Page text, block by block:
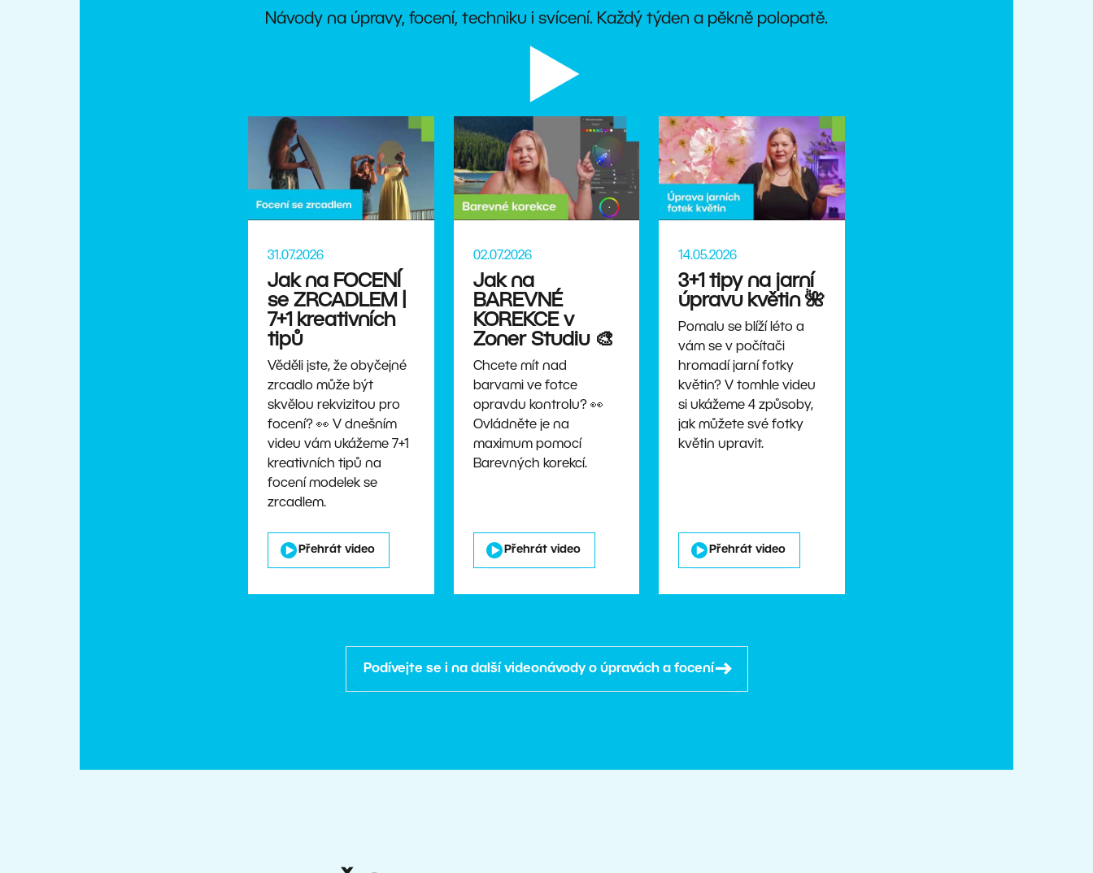
Návody na úpravy, focení, techniku i svícení. Každý týden a pěkně polopatě.
31.07.2026
Jak na FOCENÍ
se ZRCADLEM |
7+1 kreativních
tipů
Věděli jste, že obyčejné
zrcadlo může být
skvělou rekvizitou pro
focení? 👀 V dnešním
videu vám ukážeme 7+1
kreativních tipů na
focení modelek se
zrcadlem.
Přehrát video
02.07.2026
Jak na
BAREVNÉ
KOREKCE v
Zoner Studiu 🎨
Chcete mít nad
barvami ve fotce
opravdu kontrolu? 👀
Ovládněte je na
maximum pomocí
Barevných korekcí.
Přehrát video
14.05.2026
3+1 tipy na jarní
úpravu květin 🌺
Pomalu se blíží léto a
vám se v počítači
hromadí jarní fotky
květin? V tomhle videu
si ukážeme 4 způsoby,
jak můžete své fotky
květin upravit.
Přehrát video
Podívejte se i na další videonávody o úpravách a focení